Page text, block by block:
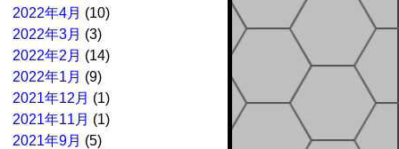
2022年4月 (10)
2022年3月 (3)
2022年2月 (14)
2022年1月 (9)
2021年12月 (1)
2021年11月 (1)
2021年9月 (5)